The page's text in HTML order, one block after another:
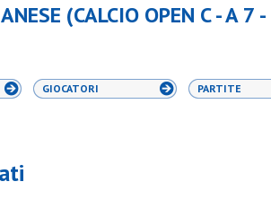
(CALCIO OPEN C - A 7
GIOCATORI PARTITE